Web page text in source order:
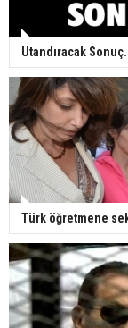
Utandıracak
Türk öğretmene